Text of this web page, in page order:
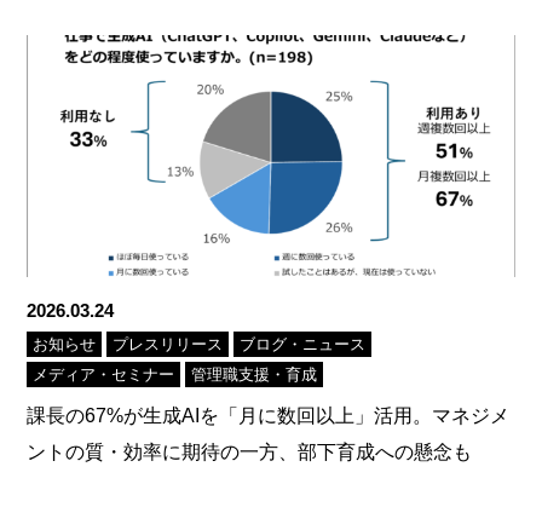
2026.03.24
課長の67%が生成AIを「月に数回以上」活用。マネジメ
ントの質・効率に期待の一方、部下育成への懸念も
お知らせ プレスリリース
ブログ・ニュース
メディア・セミナー
管理職支援・育成